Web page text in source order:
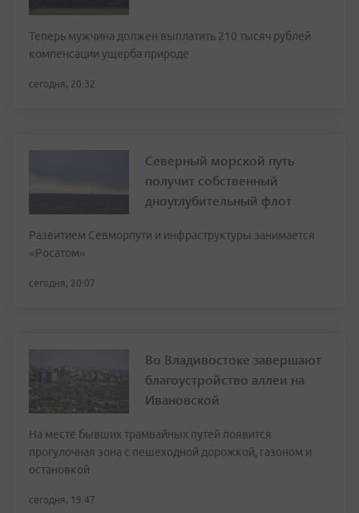
Теперь мужчина должен выплатить 210 тысяч рублей
компенсации ущерба природе
сегодня, 20:32
Северный морской путь
получит собственный
дноуглубительный флот
Развитием Севморпути и инфраструктуры занимается
«Росатом»
сегодня, 20:07
Во Владивостоке завершают
благоустройство аллеи на
Ивановской
На месте бывших трамвайных путей появится
прогулочная зона с пешеходной дорожкой, газоном и
остановкой
сегодня, 19:47